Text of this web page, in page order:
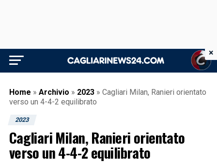
Home » Archivio » 2023 » Cagliari Milan, Ranieri orientato
verso un 4-4-2 equilibrato
2023
Cagliari Milan, Ranieri orientato
verso un 4-4-2 equilibrato
×